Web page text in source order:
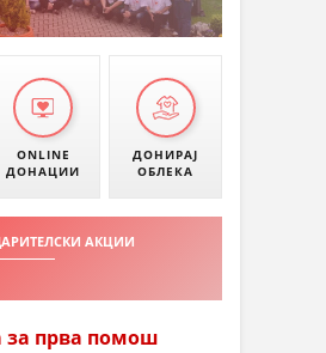
ONLINE
ДОНАЦИИ
ДОНИРАЈ
ОБЛЕКА
АКЦИИ
за прва помош